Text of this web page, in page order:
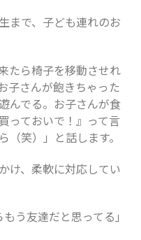
まで、子ども連れのお
たら椅子を移動させれ
子さんが飽きちゃった
んでる。お子さんが食
っておいで！』って言
笑）」と話します。
け、柔軟に対応してい
う友達だと思ってる」